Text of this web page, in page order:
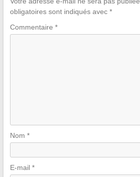
obligatoires sont indiqués avec *
Commentaire *
Nom *
E-mail *